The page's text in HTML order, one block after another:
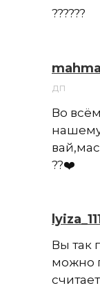
??????
дп
Во
нашему
??❤️
Вы так
можно